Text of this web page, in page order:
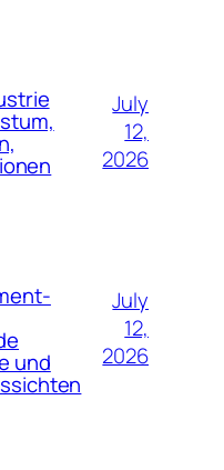
July
12,
2026
und
July
12,
2026